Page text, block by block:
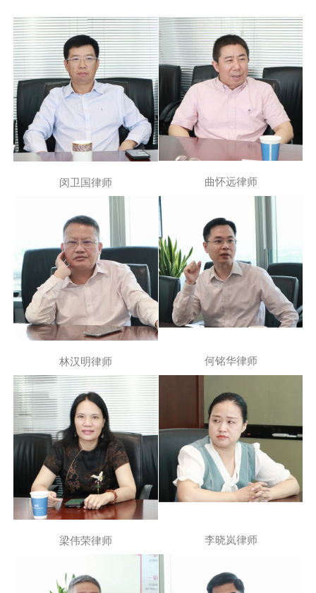
闵卫国律师 曲怀远律师
林汉明律师 何铭华律师
梁伟荣律师 李晓岚律师